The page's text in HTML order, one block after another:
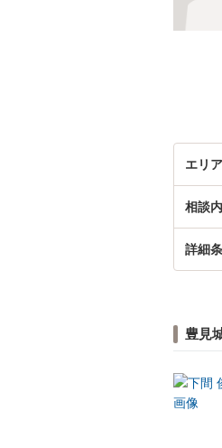
エリア
相談
詳細
豊見